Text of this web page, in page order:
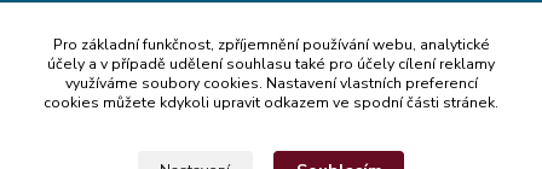
Telefon : +420 774 912 435
(Po-Pá, 9:00-17:00 hod.)
Email : info@nachytame.cz
Pro základní funkčnost, zpříjemnění používání webu, analytické
účely a v případě udělení souhlasu také pro účely cílení reklamy
využíváme soubory cookies. Nastavení vlastních preferencí
cookies můžete kdykoli upravit odkazem ve spodní části stránek.